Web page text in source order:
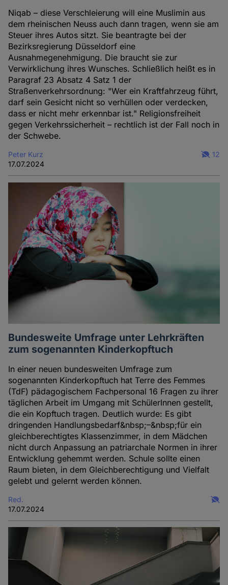
Niqab – diese Verschleierung will eine Muslimin aus
dem rheinischen Neuss auch dann tragen, wenn sie am
Steuer ihres Autos sitzt. Sie beantragte bei der
Bezirksregierung Düsseldorf eine
Ausnahmegenehmigung. Die braucht sie zur
Verwirklichung ihres Wunsches. Schließlich heißt es in
Paragraf 23 Absatz 4 Satz 1 der
Straßenverkehrsordnung: "Wer ein Kraftfahrzeug führt,
darf sein Gesicht nicht so verhüllen oder verdecken,
dass er nicht mehr erkennbar ist." Religionsfreiheit
gegen Verkehrssicherheit – rechtlich ist der Fall noch in
der Schwebe.
Peter Kurz
17.07.2024
12
Bundesweite Umfrage unter Lehrkräften
zum sogenannten Kinderkopftuch
In einer neuen bundesweiten Umfrage zum
sogenannten Kinderkopftuch hat Terre des Femmes
(TdF) pädagogischem Fachpersonal 16 Fragen zu ihrer
täglichen Arbeit im Umgang mit SchülerInnen gestellt,
die ein Kopftuch tragen. Deutlich wurde: Es gibt
dringenden Handlungsbedarf&nbsp;–&nbsp;für ein
gleichberechtigtes Klassenzimmer, in dem Mädchen
nicht durch Anpassung an patriarchale Normen in ihrer
Entwicklung gehemmt werden. Schule sollte einen
Raum bieten, in dem Gleichberechtigung und Vielfalt
gelebt und gelernt werden können.
Red.
17.07.2024